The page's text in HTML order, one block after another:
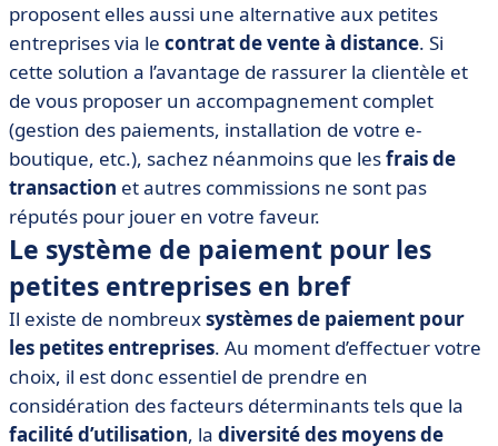
proposent elles aussi une alternative aux petites
entreprises via le contrat de vente à distance. Si
cette solution a l’avantage de rassurer la clientèle et
de vous proposer un accompagnement complet
(gestion des paiements, installation de votre e-
boutique, etc.), sachez néanmoins que lesfrais de
transaction et autres commissions ne sont pas
réputés pour jouer en votre faveur.
Le système de paiement pour les
petites entreprises en bref
Il existe de nombreuxsystèmes de paiement pour
les petites entreprises. Au moment d’effectuer votre
choix, il est donc essentiel de prendre en
considération des facteurs déterminants tels que la
facilité d’utilisation, la diversité des moyens de